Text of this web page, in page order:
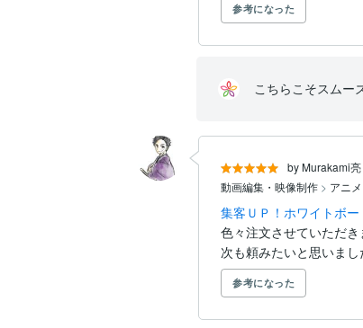
参考になった
こちらこそスムー
by Murakami亮
動画編集・映像制作 > アニ
集客ＵＰ！ホワイトボ
色々注文させていただ
次も頼みたいと思いまし
参考になった